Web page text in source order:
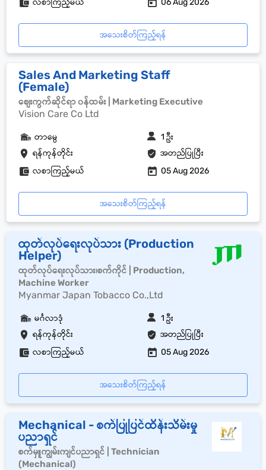
လစာကြည့်မယ် 06 Aug 2026
အသေးစိတ်ကြည့်ရန်
Sales And Marketing Staff
(Female)
စျေးကွက်ဆိုင်ရာ ၀န်ထမ်း | Marketing Executive
Vision Care Co Ltd
ရန်ကုန်တိုင်း အတည်ပြုပြီး
တာမွေ 1 ဦး
လစာကြည့်မယ် 05 Aug 2026
အသေးစိတ်ကြည့်ရန်
ထုတ်လုပ်ရေးလုပ်သား (Production
Helper)
ထုတ်လုပ်ရေးလုပ်သား၊စက်ကိုင် | Production,
Machine Worker
Myanmar Japan Tobacco Co.,Ltd
ရန်ကုန်တိုင်း အတည်ပြုပြီး
မင်္ဂလာဒုံ 1 ဦး
လစာကြည့်မယ် 05 Aug 2026
အသေးစိတ်ကြည့်ရန်
Mechanical - စက်ပြုပြင်ထိန်းသိမ်းမှု
ပညာရှင်
စက်မှူကျွမ်းကျင်ပညာရှင် | Technician
(Mechanical)